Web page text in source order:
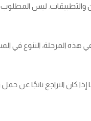
والتطبيقات. ليس المطلوب
هذه المرحلة، التنوع في
كان التراجع ناتجًا عن حمل